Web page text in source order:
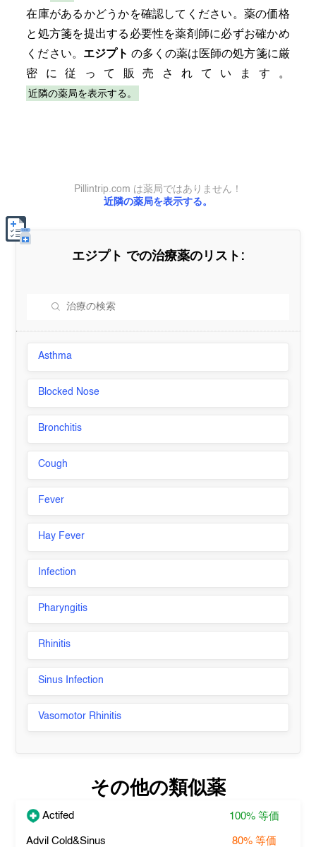
在庫があるかどうかを確認してください。薬の価格
と処方箋を提出する必要性を薬剤師に必ずお確かめ
ください。 エジプト の多くの薬は医師の処方箋に厳
密に従って販売されています。
近隣の薬局を表示する。
近隣の薬局を表示する。
Pillintrip.com は薬局ではありません！
エジプト での治療薬のリスト:
Asthma
Blocked Nose
Bronchitis
Cough
Fever
Hay Fever
Infection
Pharyngitis
Rhinitis
Sinus Infection
Vasomotor Rhinitis
その他の類似薬
Actifed 100% 等価
Advil Cold&Sinus 80% 等価